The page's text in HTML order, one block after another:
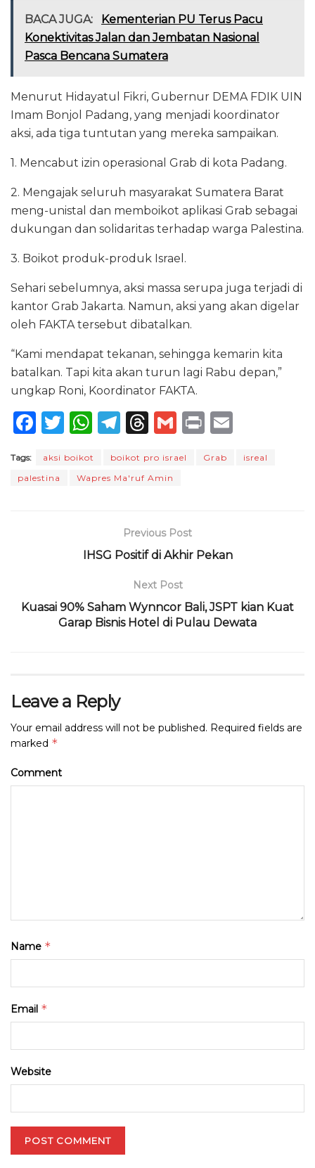
BACA JUGA:
Kementerian PU Terus Pacu
Konektivitas Jalan dan Jembatan Nasional
Pasca Bencana Sumatera
Menurut Hidayatul Fikri, Gubernur DEMA FDIK UIN
Imam Bonjol Padang, yang menjadi koordinator
aksi, ada tiga tuntutan yang mereka sampaikan.
1. Mencabut izin operasional Grab di kota Padang.
2. Mengajak seluruh masyarakat Sumatera Barat
meng-unistal dan memboikot aplikasi Grab sebagai
dukungan dan solidaritas terhadap warga Palestina.
3. Boikot produk-produk Israel.
Sehari sebelumnya, aksi massa serupa juga terjadi di
kantor Grab Jakarta. Namun, aksi yang akan digelar
oleh FAKTA tersebut dibatalkan.
“Kami mendapat tekanan, sehingga kemarin kita
batalkan. Tapi kita akan turun lagi Rabu depan,”
ungkap Roni, Koordinator FAKTA.
F
c
e
T
it
te
W
a
ts
p
T
e
g
m
T
re
a
s
G
ai
P
n
ai
Tags: aksi boikot boikot pro israel Grab
isreal
palestina
Wapres Ma'ruf Amin
Previous Post
IHSG Positif di Akhir Pekan
Next Post
Kuasai 90% Saham Wynncor Bali, JSPT kian Kuat
Garap Bisnis Hotel di Pulau Dewata
Leave a Reply
Your email address will not be published. Required fields are
marked *
Comment
Name *
Email *
Website